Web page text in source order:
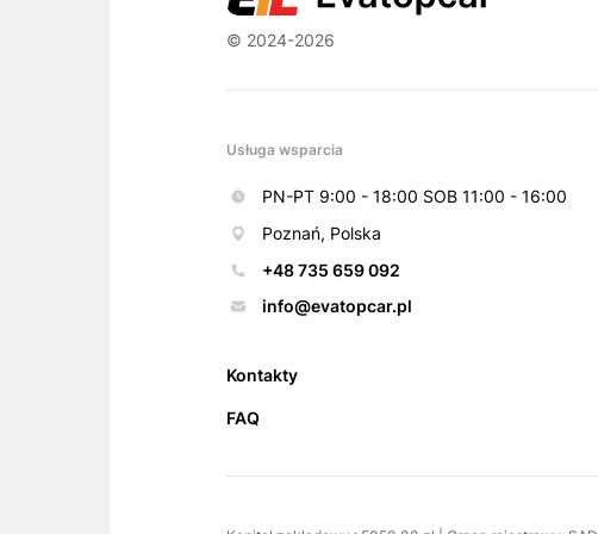
© 2024-2026
Usługa wsparcia
PN-PT 9:00 - 18:00 SOB 11:00 - 16:00
Poznań, Polska
+48 735 659 092
info@evatopcar.pl
Kontakty
FAQ